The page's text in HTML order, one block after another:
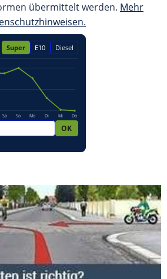
übermittelt werden. Mehr